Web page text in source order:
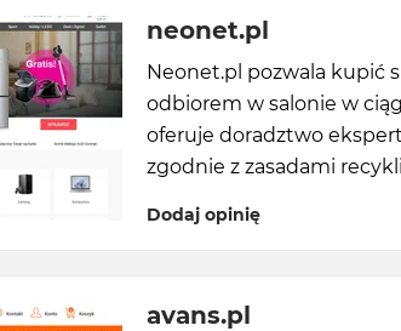
neonet.pl
Neonet.pl pozwala kupić
odbiorem w salonie w
oferuje doradztwo
zgodnie z zasadami
Dodaj opinię
avans.pl